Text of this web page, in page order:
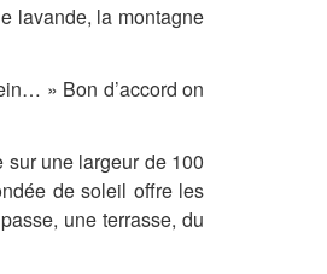
lavande, la montagne
» Bon d’accord on
sur une largeur de 100
de soleil offre les
une terrasse, du